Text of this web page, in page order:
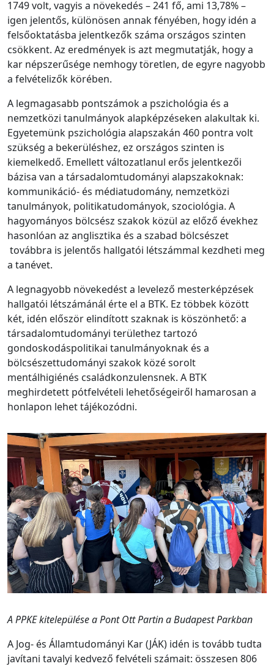
1749 volt, vagyis a növekedés – 241 fő, ami 13,78% –
igen jelentős, különösen annak fényében, hogy idén a
felsőoktatásba jelentkezők száma országos szinten
csökkent. Az eredmények is azt megmutatják, hogy a
kar népszerűsége nemhogy töretlen, de egyre nagyobb
a felvételizők körében.
A legmagasabb pontszámok a pszichológia és a
nemzetközi tanulmányok alapképzéseken alakultak ki.
Egyetemünk pszichológia alapszakán 460 pontra volt
szükség a bekerüléshez, ez országos szinten is
kiemelkedő. Emellett változatlanul erős jelentkezői
bázisa van a társadalomtudományi alapszakoknak:
kommunikáció- és médiatudomány, nemzetközi
tanulmányok, politikatudományok, szociológia. A
hagyományos bölcsész szakok közül az előző évekhez
hasonlóan az anglisztika és a szabad bölcsészet
továbbra is jelentős hallgatói létszámmal kezdheti meg
a tanévet.
A legnagyobb növekedést a levelező mesterképzések
hallgatói létszámánál érte el a BTK. Ez többek között
két, idén először elindított szaknak is köszönhető: a
társadalomtudományi területhez tartozó
gondoskodáspolitikai tanulmányoknak és a
bölcsészettudományi szakok közé sorolt
mentálhigiénés családkonzulensnek. A BTK
meghirdetett pótfelvételi lehetőségeiről hamarosan a
honlapon lehet tájékozódni.
A PPKE kitelepülése a Pont Ott Partin a Budapest Parkban
A Jog- és Államtudományi Kar (JÁK) idén is tovább tudta
javítani tavalyi kedvező felvételi számait: összesen 806